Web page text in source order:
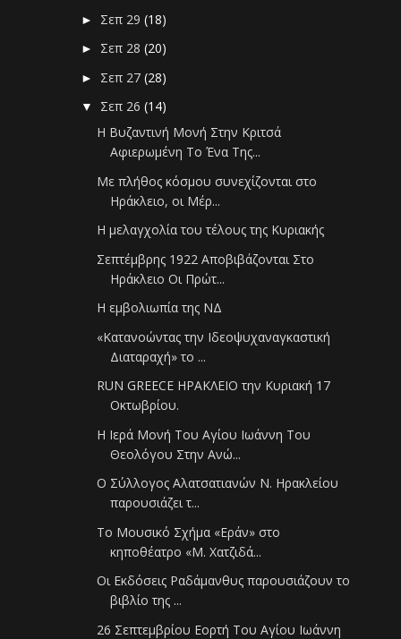
► Σεπ 29(18)
► Σεπ 28(20)
► Σεπ 27(28)
▼ Σεπ 26(14)
Η Βυζαντινή Μονή Στην Κριτσά
Αφιερωμένη Το Ένα Της...
Με πλήθος κόσμου συνεχίζονται στο
Ηράκλειο, οι Μέρ...
Η μελαγχολία του τέλους της Κυριακής
Σεπτέμβρης 1922 Αποβιβάζονται Στο
Ηράκλειο Οι Πρώτ...
Η εμβολιωπία της ΝΔ
«Κατανοώντας την Ιδεοψυχαναγκαστική
Διαταραχή» το ...
RUN GREECE ΗΡΑΚΛΕΙΟ την Κυριακή 17
Οκτωβρίου.
Η Ιερά Μονή Του Αγίου Ιωάννη Του
Θεολόγου Στην Ανώ...
Ο Σύλλογος Αλατσατιανών Ν. Ηρακλείου
παρουσιάζει τ...
Το Μουσικό Σχήμα «Εράν» στο
κηποθέατρο «Μ. Χατζιδά...
Οι Εκδόσεις Ραδάμανθυς παρουσιάζουν το
βιβλίο της ...
26 Σεπτεμβρίου Εορτή Του Αγίου Ιωάννη